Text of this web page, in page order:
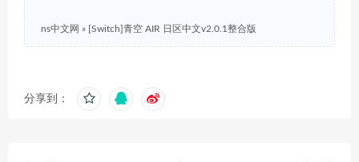
ns中文网 » [Switch]青空 AIR 日区中文v2.0.1整合版
分享到：